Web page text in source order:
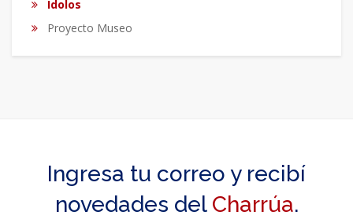
Ídolos
Proyecto Museo
Ingresa tu correo y recibí
novedades del Charrúa.